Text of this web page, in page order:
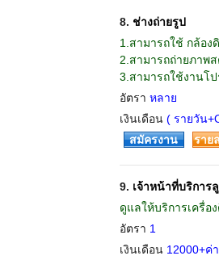
8. ช่างถ่ายรูป
1.สามารถใช้ กล้อง
2.สามารถถ่ายภาพ
3.สามารถใช้งานโ
อัตรา หลาย
เงินเดือน ( รายวัน
สมัครงาน ราย
9. เจ้าหน้าที่บริการ
ดูแลให้บริการเครื่อ
อัตรา 1
เงินเดือน 12000+ค่